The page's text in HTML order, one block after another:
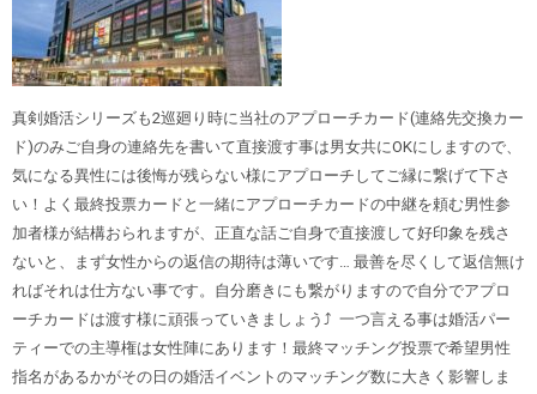
真剣婚活シリーズも2巡廻り時に当社のアプローチカード(連絡先交換カー
ド)のみご自身の連絡先を書いて直接渡す事は男女共にOKにしますので、
気になる異性には後悔が残らない様にアプローチしてご縁に繋げて下さ
い！よく最終投票カードと一緒にアプローチカードの中継を頼む男性参
加者様が結構おられますが、正直な話ご自身で直接渡して好印象を残さ
ないと、まず女性からの返信の期待は薄いです… 最善を尽くして返信無け
ればそれは仕方ない事です。自分磨きにも繋がりますので自分でアプロ
ーチカードは渡す様に頑張っていきましょう⤴︎ 一つ言える事は婚活パー
ティーでの主導権は女性陣にあります！最終マッチング投票で希望男性
指名があるかがその日の婚活イベントのマッチング数に大きく影響しま